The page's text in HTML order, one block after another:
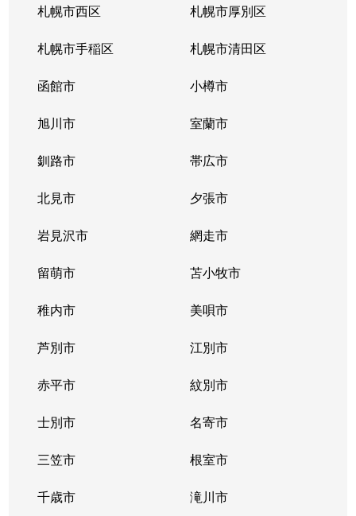
札幌市西区 札幌市厚別区
札幌市手稲区 札幌市清田区
函館市 小樽市
旭川市 室蘭市
釧路市 帯広市
北見市 夕張市
岩見沢市 網走市
留萌市 苫小牧市
稚内市 美唄市
芦別市 江別市
赤平市 紋別市
士別市 名寄市
三笠市 根室市
千歳市 滝川市